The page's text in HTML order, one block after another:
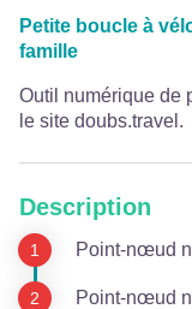
Petite boucle à
famille
Outil numérique de
le site doubs.travel .
Description
Point-nœud
Point-nœud